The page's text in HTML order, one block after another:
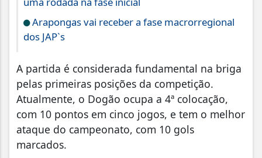
Arapongas vai receber a fase macrorregional
dos JAP`s
A partida é considerada fundamental na briga
pelas primeiras posições da competição.
Atualmente, o Dogão ocupa a 4ª colocação,
com 10 pontos em cinco jogos, e tem o melhor
ataque do campeonato, com 10 gols
marcados.